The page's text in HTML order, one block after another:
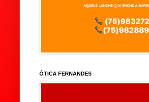
ÓTICA FERNANDES